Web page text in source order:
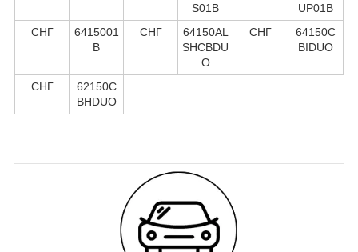
S01B
UP01B
СНГ
6415001
B
СНГ
64150AL
SHCBDU
O
СНГ
64150C
BIDUO
СНГ
62150C
BHDUO